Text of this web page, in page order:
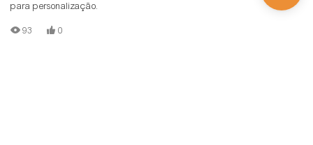
para personalização.
93 0